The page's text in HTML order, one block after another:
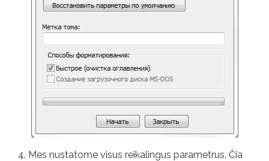
4. Mes nustatome visus reikalingus parametrus. Čia